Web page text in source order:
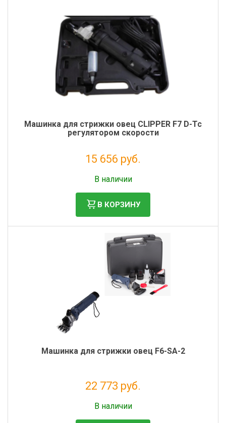
Машинка для стрижки овец CLIPPER F7 D-Тс
регулятором скорости
15 656 руб.
В наличии
В КОРЗИНУ
Машинка для стрижки овец F6-SA-2
22 773 руб.
В наличии